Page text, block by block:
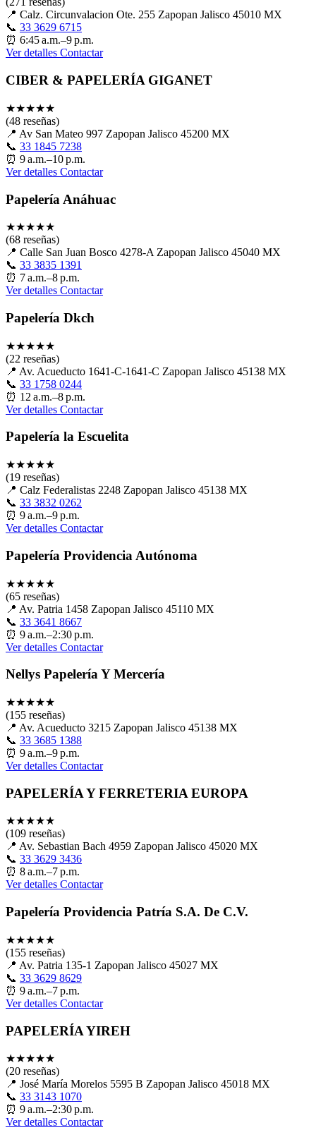
📍 Calz. Circunvalacion Ote. 255 Zapopan Jalisco 45010 MX
📞 33 3629 6715
⏰ 6:45 a.m.–9 p.m.
Ver detalles Contactar
CIBER & PAPELERÍA GIGANET
★★★★★
(48 reseñas)
📍 Av San Mateo 997 Zapopan Jalisco 45200 MX
📞 33 1845 7238
⏰ 9 a.m.–10 p.m.
Ver detalles Contactar
Papelería Anáhuac
★★★★★
(68 reseñas)
📍 Calle San Juan Bosco 4278-A Zapopan Jalisco 45040 MX
📞 33 3835 1391
⏰ 7 a.m.–8 p.m.
Ver detalles Contactar
Papelería Dkch
★★★★★
(22 reseñas)
📍 Av. Acueducto 1641-C-1641-C Zapopan Jalisco 45138 MX
📞 33 1758 0244
⏰ 12 a.m.–8 p.m.
Ver detalles Contactar
Papelería la Escuelita
★★★★★
(19 reseñas)
📍 Calz Federalistas 2248 Zapopan Jalisco 45138 MX
📞 33 3832 0262
⏰ 9 a.m.–9 p.m.
Ver detalles Contactar
Papelería Providencia Autónoma
★★★★★
(65 reseñas)
📍 Av. Patria 1458 Zapopan Jalisco 45110 MX
📞 33 3641 8667
⏰ 9 a.m.–2:30 p.m.
Ver detalles Contactar
Nellys Papelería Y Mercería
★★★★★
(155 reseñas)
📍 Av. Acueducto 3215 Zapopan Jalisco 45138 MX
📞 33 3685 1388
⏰ 9 a.m.–9 p.m.
Ver detalles Contactar
PAPELERÍA Y FERRETERIA EUROPA
★★★★★
(109 reseñas)
📍 Av. Sebastian Bach 4959 Zapopan Jalisco 45020 MX
📞 33 3629 3436
⏰ 8 a.m.–7 p.m.
Ver detalles Contactar
Papelería Providencia Patría S.A. De C.V.
★★★★★
(155 reseñas)
📍 Av. Patria 135-1 Zapopan Jalisco 45027 MX
📞 33 3629 8629
⏰ 9 a.m.–7 p.m.
Ver detalles Contactar
PAPELERÍA YIREH
★★★★★
(20 reseñas)
📍 José María Morelos 5595 B Zapopan Jalisco 45018 MX
📞 33 3143 1070
⏰ 9 a.m.–2:30 p.m.
Ver detalles Contactar